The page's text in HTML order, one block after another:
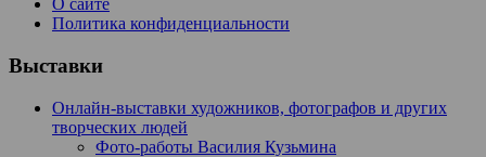
О сайте
Политика конфиденциальности
Выставки
Онлайн-выставки художников, фотографов и других
творческих людей
Фото-работы Василия Кузьмина